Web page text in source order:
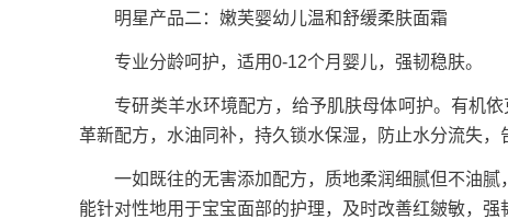
明星产品二：嫩芙婴幼儿温和舒缓柔肤面霜
专业分龄呵护，适用0-12个月婴儿，强韧稳肤。
专研类羊水环境配方，给予肌肤母体呵护。有机依
革新配方，水油同补，持久锁水保湿，防止水分流失，
一如既往的无害添加配方，质地柔润细腻但不油腻
能针对性地用于宝宝面部的护理，及时改善红皴敏，